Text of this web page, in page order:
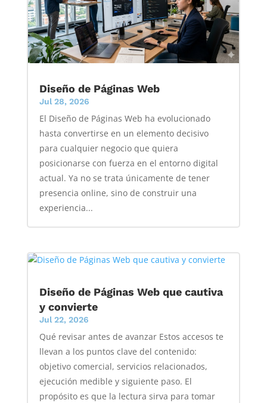
Diseño de Páginas Web
Jul 28, 2026
El Diseño de Páginas Web ha evolucionado
hasta convertirse en un elemento decisivo
para cualquier negocio que quiera
posicionarse con fuerza en el entorno digital
actual. Ya no se trata únicamente de tener
presencia online, sino de construir una
experiencia...
Diseño de Páginas Web que cautiva
y convierte
Jul 22, 2026
Qué revisar antes de avanzar Estos accesos te
llevan a los puntos clave del contenido:
objetivo comercial, servicios relacionados,
ejecución medible y siguiente paso. El
propósito es que la lectura sirva para tomar